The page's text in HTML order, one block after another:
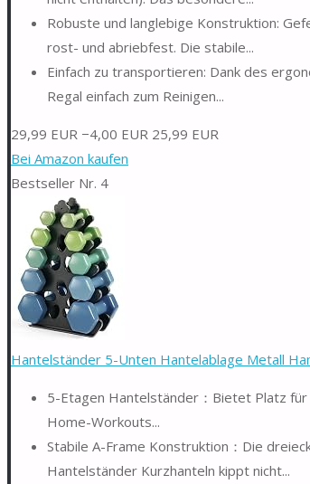
Robuste und langlebige Konstruktion:
rost- und abriebfest. Die stabile...
Einfach zu transportieren: Dank des
Regal einfach zum Reinigen...
29,99 EUR −4,00 EUR 25,99 EUR
Bei Amazon kaufen
Bestseller Nr. 4
Hantelständer 5-Unten Hantelablage Metall
5-Etagen Hantelständer：Bietet Platz
Home-Workouts...
Stabile A-Frame Konstruktion：Die
Hantelständer Kurzhanteln kippt nicht...